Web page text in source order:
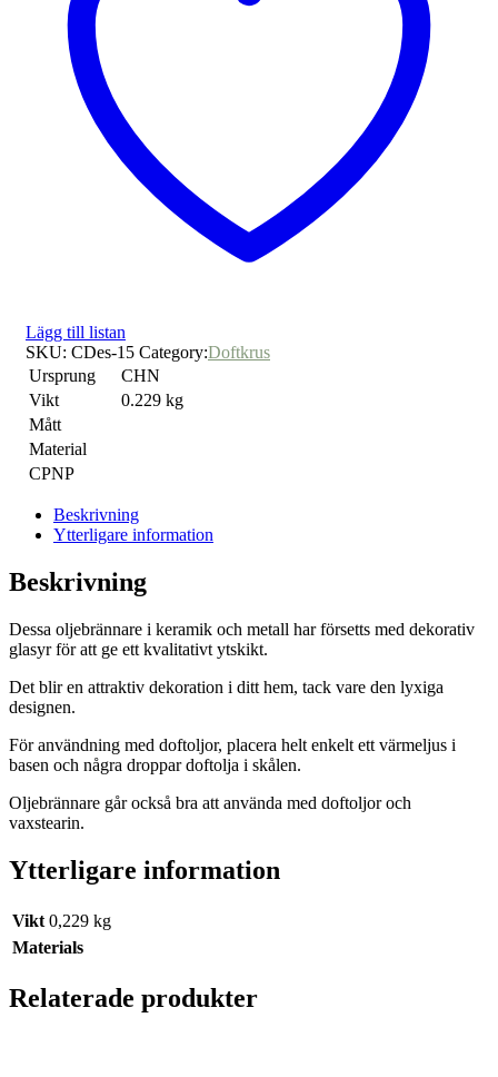
Lägg till listan
SKU: CDes-15 Category:Doftkrus
Ursprung
CHN
Vikt
0.229 kg
Mått
Material
CPNP
Beskrivning
Ytterligare information
Beskrivning
Dessa oljebrännare i keramik och metall har försetts med dekorativ
glasyr för att ge ett kvalitativt ytskikt.
Det blir en attraktiv dekoration i ditt hem, tack vare den lyxiga
designen.
För användning med doftoljor, placera helt enkelt ett värmeljus i
basen och några droppar doftolja i skålen.
Oljebrännare går också bra att använda med doftoljor och
vaxstearin.
Ytterligare information
Vikt 0,229 kg
Materials
Relaterade produkter